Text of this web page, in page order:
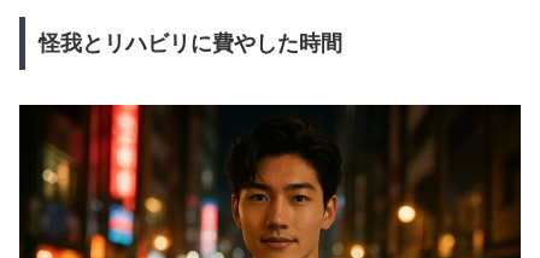
怪我とリハビリに費やした時間